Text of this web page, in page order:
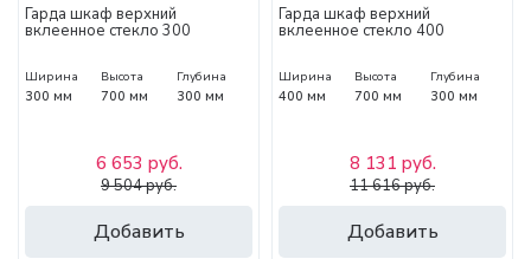
Гарда шкаф верхний
вклеенное стекло 300
Ширина
300 мм
Высота
700 мм
Глубина
300 мм
Добавить
6 653 руб.
9 504 руб.
Гарда шкаф верхний
вклеенное стекло 400
Ширина
400 мм
Высота
700 мм
Глубина
300 мм
Добавить
8 131 руб.
11 616 руб.